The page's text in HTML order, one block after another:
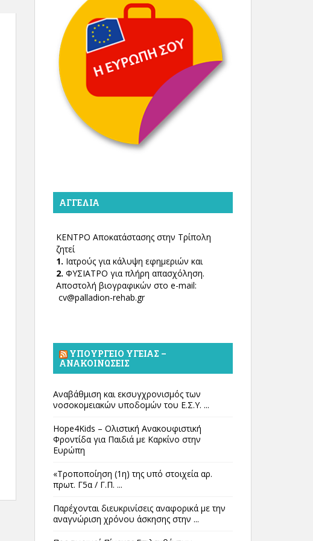
ΑΓΓΕΛΊΑ
ΚΕΝΤΡΟ Αποκατάστασης στην Τρίπολη
ζητεί
1. Ιατρούς για κάλυψη εφημεριών και
2. ΦΥΣΙΑΤΡΟ για πλήρη απασχόληση.
Αποστολή βιογραφικών στο e-mail:
cv@palladion-rehab.gr
ΥΠΟΥΡΓΕΊΟ ΥΓΕΊΑΣ –
ΑΝΑΚΟΙΝΏΣΕΙΣ
Αναβάθμιση και εκσυγχρονισμός των
νοσοκομειακών υποδομών του Ε.Σ.Υ. ...
Hope4Kids – Ολιστική Ανακουφιστική
Φροντίδα για Παιδιά με Καρκίνο στην
Ευρώπη
«Τροποποίηση (1η) της υπό στοιχεία αρ.
πρωτ. Γ5α / Γ.Π. ...
Παρέχονται διευκρινίσεις αναφορικά με την
αναγνώριση χρόνου άσκησης στην ...